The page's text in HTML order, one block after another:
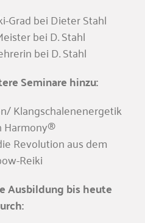
Grad bei Dieter Stahl
bei D. Stahl
bei D. Stahl
Seminare hinzu:
Klangschalenenergetik
Harmony®
Revolution aus dem
Reiki
Ausbildung bis heute